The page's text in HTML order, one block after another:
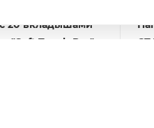
20 вкладышами
"Soft Touch Pro",